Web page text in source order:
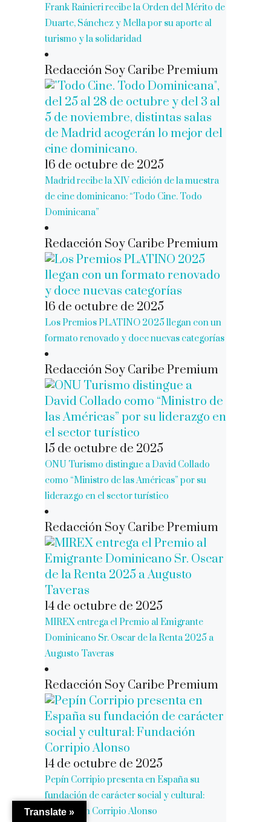
Frank Rainieri recibe la Orden del Mérito de
Duarte, Sánchez y Mella por su aporte al
turismo y la solidaridad
Redacción Soy Caribe Premium
16 de octubre de 2025
Madrid recibe la XIV edición de la muestra
de cine dominicano: “Todo Cine. Todo
Dominicana”
Redacción Soy Caribe Premium
16 de octubre de 2025
Los Premios PLATINO 2025 llegan con un
formato renovado y doce nuevas categorías
Redacción Soy Caribe Premium
15 de octubre de 2025
ONU Turismo distingue a David Collado
como “Ministro de las Américas” por su
liderazgo en el sector turístico
Redacción Soy Caribe Premium
14 de octubre de 2025
MIREX entrega el Premio al Emigrante
Dominicano Sr. Oscar de la Renta 2025 a
Augusto Taveras
Redacción Soy Caribe Premium
14 de octubre de 2025
Pepín Corripio presenta en España su
fundación de carácter social y cultural:
Fundación Corripio Alonso
Translate »